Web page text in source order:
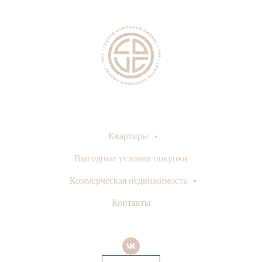
Квартиры
Выгодные условия покупки
Коммерческая недвижимость
Контакты